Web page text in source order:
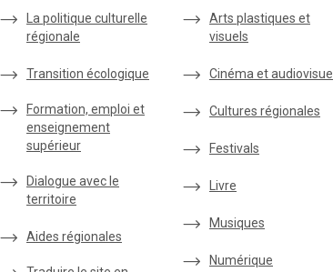
La politique culturelle
régionale
Transition écologique
Formation, emploi et
enseignement
supérieur
Dialogue avec le
territoire
Aides régionales
Arts plastiques et
visuels
Cinéma et audiovisuel
Cultures régionales
Festivals
Livre
Musiques
Numérique